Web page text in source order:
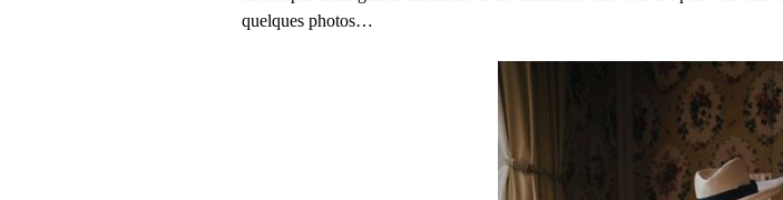
quelques photos…